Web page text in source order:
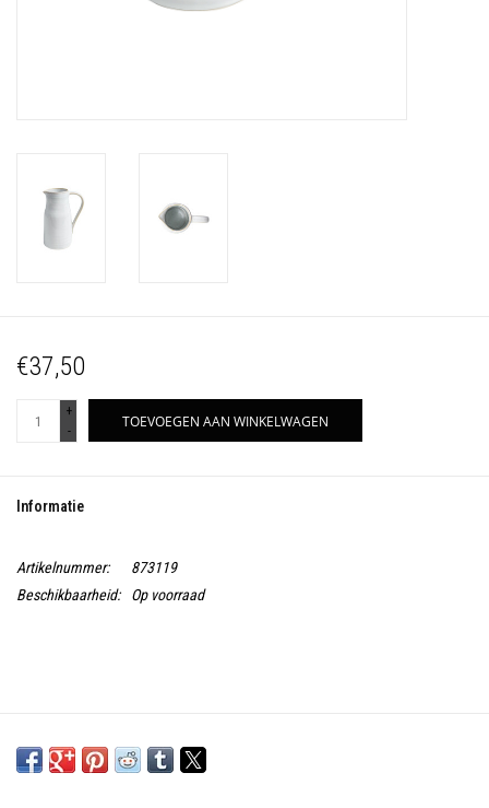
€37,50
+
-
TOEVOEGEN AAN WINKELWAGEN
Informatie
Artikelnummer:
873119
Beschikbaarheid:
Op voorraad